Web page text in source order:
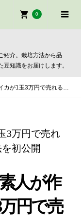
0
紹介。栽培方法から品
知識をお届けします。
れるのか？プロが震える栽培法を初公開
3万円で売れ
初公開
人が作
円で売